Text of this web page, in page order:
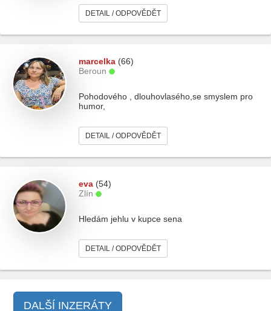
DETAIL / ODPOVĚDĚT
marcelka (66)
Beroun
Pohodového , dlouhovlasého,se smyslem pro
humor,
DETAIL / ODPOVĚDĚT
eva (54)
Zlín
Hledám jehlu v kupce sena
DETAIL / ODPOVĚDĚT
DALŠÍ INZERÁTY